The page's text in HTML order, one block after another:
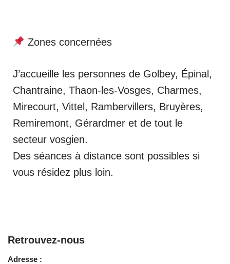
Zones concernées
J’accueille les personnes de Golbey, Épinal,
Chantraine, Thaon-les-Vosges, Charmes,
Mirecourt, Vittel, Rambervillers, Bruyères,
Remiremont, Gérardmer et de tout le
secteur vosgien.
Des séances à distance sont possibles si
vous résidez plus loin.
Retrouvez-nous
Adresse :